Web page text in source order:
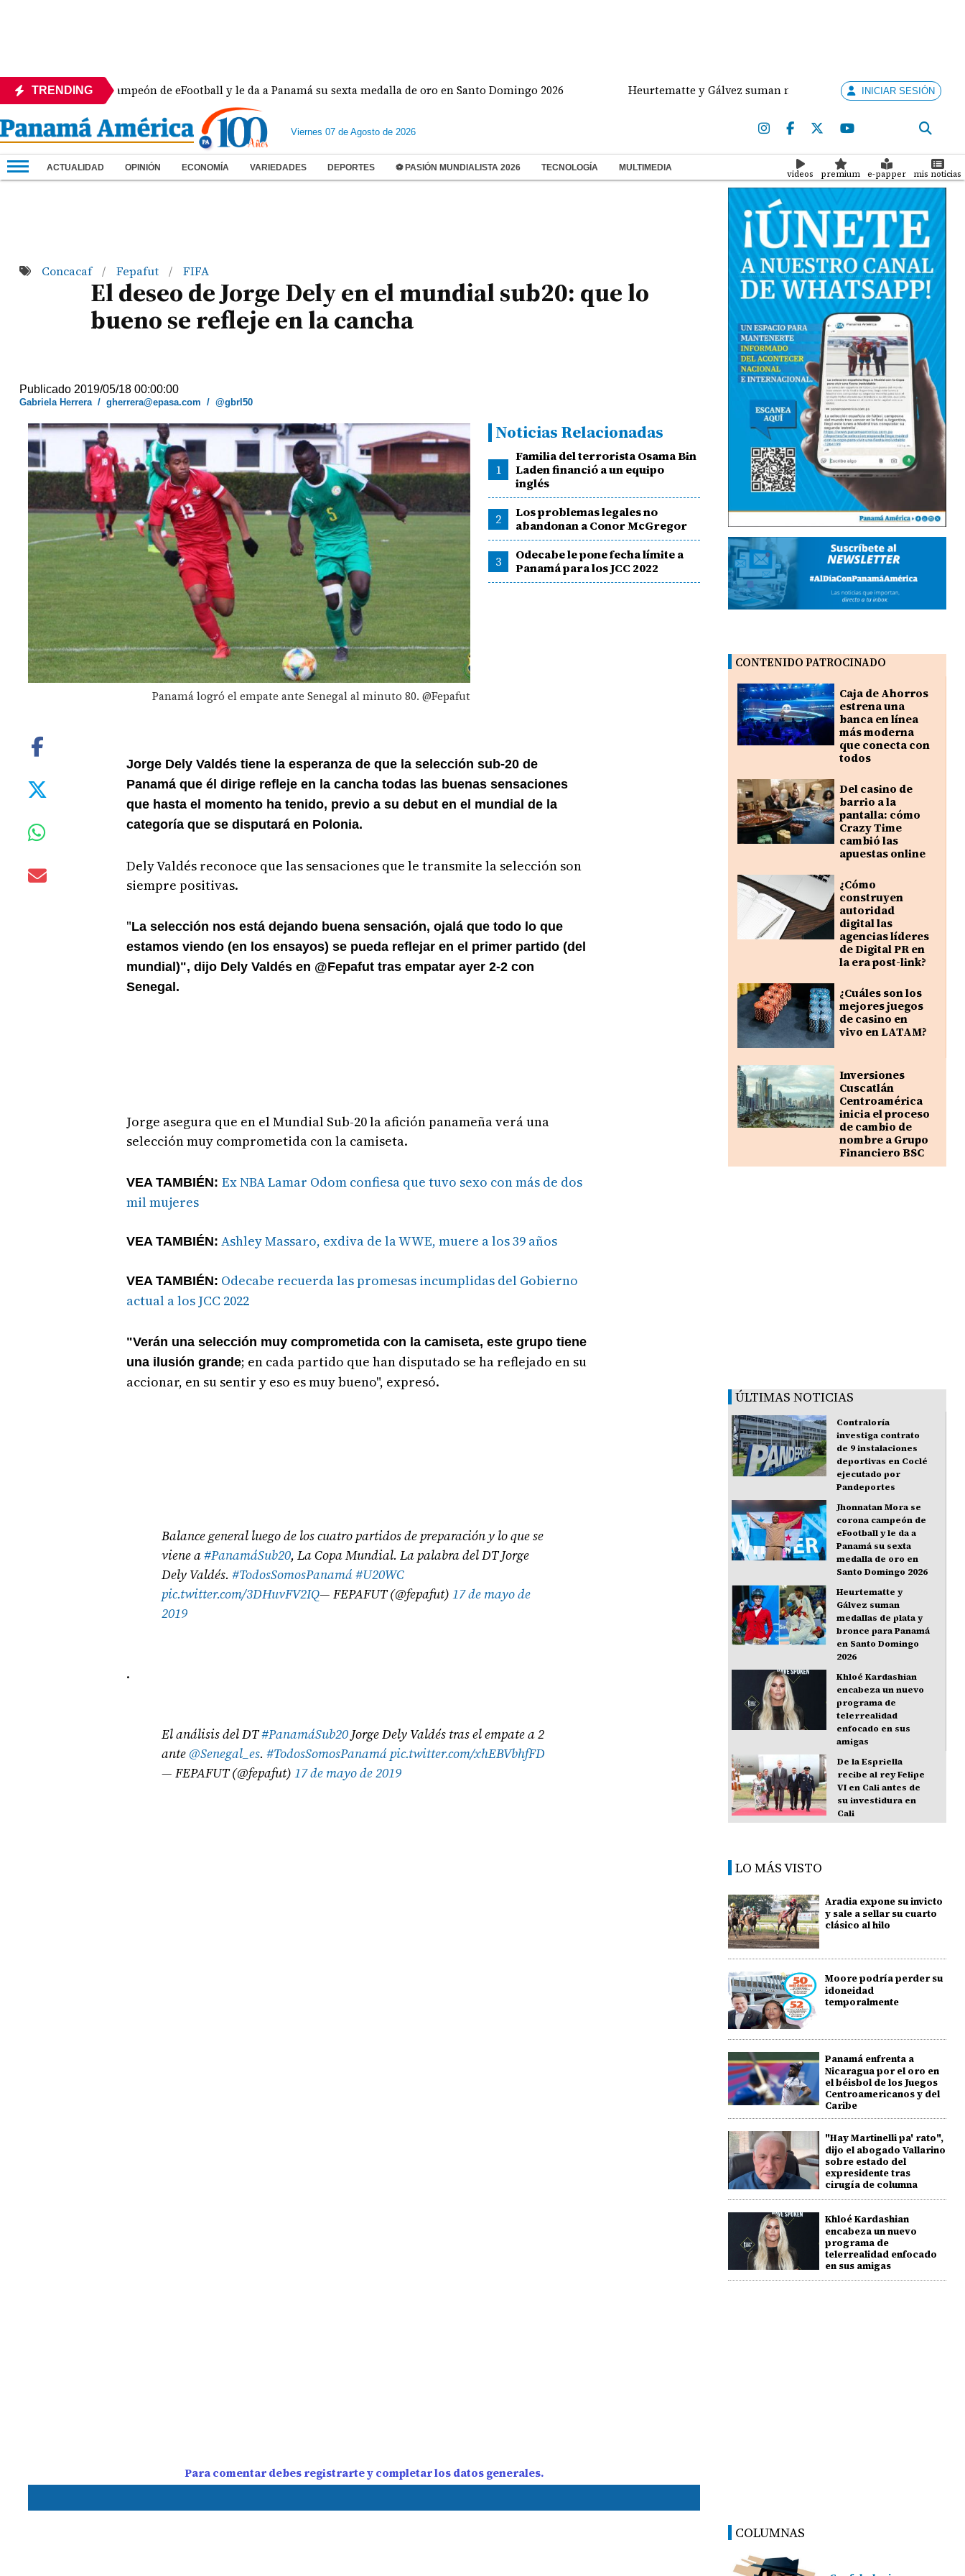
TRENDING
se corona campeón de eFootball y le da a Panamá su sexta medalla de oro en Santo Domingo 2026 Heurtematte y Gálvez suman medallas de plata y bronce para Panamá
INICIAR SESIÓN
Viernes 07 de Agosto de 2026
ACTUALIDAD OPINIÓN ECONOMÍA VARIEDADES DEPORTES ⚽ PASIÓN MUNDIALISTA 2026 TECNOLOGÍA MULTIMEDIA
videos premium e-papper mis noticias
Concacaf / Fepafut / FIFA
El deseo de Jorge Dely en el mundial sub20: que lo
bueno se refleje en la cancha
Publicado 2019/05/18 00:00:00
Gabriela Herrera/gherrera@epasa.com /@gbrl50
Panamá logró el empate ante Senegal al minuto 80. @Fepafut
Noticias Relacionadas
1
Familia del terrorista Osama Bin
Laden financió a un equipo
inglés
2
Los problemas legales no
abandonan a Conor McGregor
3
Odecabe le pone fecha límite a
Panamá para los JCC 2022
Jorge Dely Valdés tiene la esperanza de que la selección sub-20 de
Panamá que él dirige refleje en la cancha todas las buenas sensaciones
que hasta el momento ha tenido, previo a su debut en el mundial de la
categoría que se disputará en Polonia.
Dely Valdés reconoce que las sensaciones que le transmite la selección son
siempre positivas.
"La selección nos está dejando buena sensación, ojalá que todo lo que
estamos viendo (en los ensayos) se pueda reflejar en el primer partido (del
mundial)", dijo Dely Valdés en @Fepafut tras empatar ayer 2-2 con
Senegal.
Jorge asegura que en el Mundial Sub-20 la afición panameña verá una
selección muy comprometida con la camiseta.
VEA TAMBIÉN: Ex NBA Lamar Odom confiesa que tuvo sexo con más de dos
mil mujeres
VEA TAMBIÉN: Ashley Massaro, exdiva de la WWE, muere a los 39 años
VEA TAMBIÉN: Odecabe recuerda las promesas incumplidas del Gobierno
actual a los JCC 2022
"Verán una selección muy comprometida con la camiseta, este grupo tiene
una ilusión grande; en cada partido que han disputado se ha reflejado en su
accionar, en su sentir y eso es muy bueno", expresó.
Balance general luego de los cuatro partidos de preparación y lo que se
viene a#PanamáSub20, La Copa Mundial. La palabra del DT Jorge
Dely Valdés.#TodosSomosPanamá#U20WC
pic.twitter.com/3DHuvFV2IQ— FEPAFUT (@fepafut)17 de mayo de
2019
.
El análisis del DT#PanamáSub20 Jorge Dely Valdés tras el empate a 2
ante @Senegal_es.#TodosSomosPanamá pic.twitter.com/xhEBVbhfFD
— FEPAFUT (@fepafut)17 de mayo de 2019
Para comentar debes registrarte y completar los datos generales.
CONTENIDO PATROCINADO
Caja de Ahorros
estrena una
banca en línea
más moderna
que conecta con
todos
Del casino de
barrio a la
pantalla: cómo
Crazy Time
cambió las
apuestas online
¿Cómo
construyen
autoridad
digital las
agencias líderes
de Digital PR en
la era post-link?
¿Cuáles son los
mejores juegos
de casino en
vivo en LATAM?
Inversiones
Cuscatlán
Centroamérica
inicia el proceso
de cambio de
nombre a Grupo
Financiero BSC
ÚLTIMAS NOTICIAS
Contraloría
investiga contrato
de 9 instalaciones
deportivas en Coclé
ejecutado por
Pandeportes
Jhonnatan Mora se
corona campeón de
eFootball y le da a
Panamá su sexta
medalla de oro en
Santo Domingo 2026
Heurtematte y
Gálvez suman
medallas de plata y
bronce para Panamá
en Santo Domingo
2026
Khloé Kardashian
encabeza un nuevo
programa de
telerrealidad
enfocado en sus
amigas
De la Espriella
recibe al rey Felipe
VI en Cali antes de
su investidura en
Cali
LO MÁS VISTO
Aradia expone su invicto
y sale a sellar su cuarto
clásico al hilo
Moore podría perder su
idoneidad
temporalmente
Panamá enfrenta a
Nicaragua por el oro en
el béisbol de los Juegos
Centroamericanos y del
Caribe
"Hay Martinelli pa' rato",
dijo el abogado Vallarino
sobre estado del
expresidente tras
cirugía de columna
Khloé Kardashian
encabeza un nuevo
programa de
telerrealidad enfocado
en sus amigas
COLUMNAS